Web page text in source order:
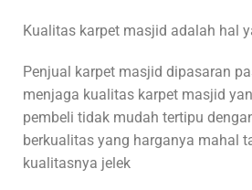
Kualitas karpet masjid adalah hal
Penjual karpet masjid dipasaran
menjaga kualitas karpet masjid
pembeli tidak mudah tertipu
berkualitas yang harganya mahal
kualitasnya jelek